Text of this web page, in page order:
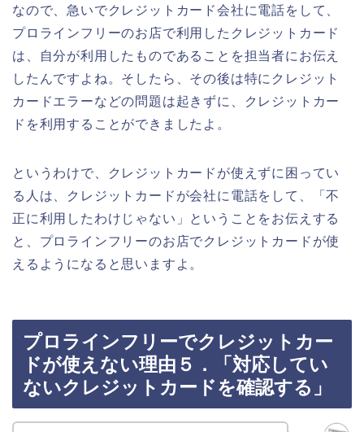
なので、急いでクレジットカード会社に電話をして、
プロラインフリーのお店で利用したクレジットカード
は、自分が利用したものであることを担当者にお伝え
したんですよね。そしたら、その後は特にクレジット
カードエラーなどの問題は起きずに、クレジットカー
ドを利用することができましたよ。
というわけで、クレジットカードが使えずに困ってい
る人は、クレジットカードが会社に電話をして、「不
正に利用したわけじゃない」ということをお伝えする
と、プロラインフリーのお店でクレジットカードが使
えるようになると思いますよ。
プロラインフリーでクレジットカー
ドが使えない理由５．「対応してい
ないクレジットカードを確認する」